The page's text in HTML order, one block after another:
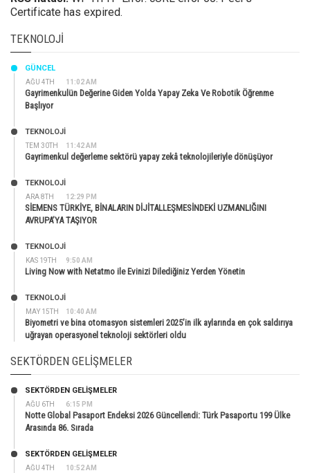
Certificate has expired.
TEKNOLOJI
AĞU 4TH 11:02 AM
GÜNCEL
Gayrimenkulün Değerine Giden Yolda Yapay Zeka Ve Robotik Öğrenme
Başlıyor
TEM 30TH 11:42 AM
TEKNOLOJİ
Gayrimenkul değerleme sektörü yapay zekâ teknolojileriyle dönüşüyor
ARA 8TH 12:29 PM
TEKNOLOJİ
SİEMENS TÜRKİYE, BİNALARIN DİJİTALLEŞMESİNDEKİ UZMANLIĞINI
AVRUPA’YA TAŞIYOR
KAS 19TH 9:50 AM
TEKNOLOJİ
Living Now with Netatmo ile Evinizi Dilediğiniz Yerden Yönetin
MAY 15TH 10:40 AM
TEKNOLOJİ
Biyometri ve bina otomasyon sistemleri 2025’in ilk aylarında en çok saldırıya
uğrayan operasyonel teknoloji sektörleri oldu
SEKTÖRDEN GELIŞMELER
AĞU 6TH 6:15 PM
SEKTÖRDEN GELIŞMELER
Notte Global Pasaport Endeksi 2026 Güncellendi: Türk Pasaportu 199 Ülke
Arasında 86. Sırada
AĞU 4TH 10:52 AM
SEKTÖRDEN GELIŞMELER